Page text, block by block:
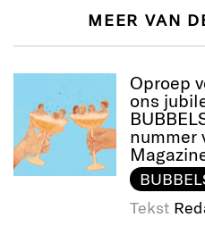
MEER VAN
Oproep
ons
nummer
Tekst